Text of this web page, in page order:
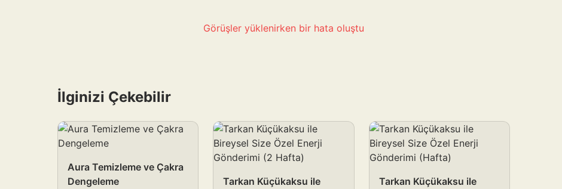
Görüşler yüklenirken bir hata oluştu
İlginizi Çekebilir
Aura Temizleme ve Çakra
Dengeleme
Tarkan Küçükaksu ile
Tarkan Küçükaksu ile